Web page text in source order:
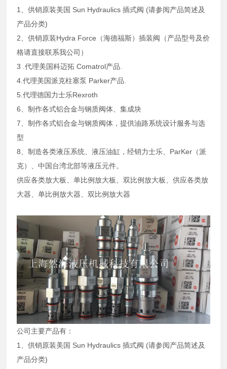
1、供销原装美国 Sun Hydraulics 插式阀 (请参阅产品简述及
产品分类)
2、供销原装Hydra Force（海德福斯）插装阀（产品型号及价
格请直接联系我公司）
3 .代理美国科迈拓 Comatrol产品.
4.代理美国派克柱塞泵 Parker产品.
5.代理德国力士乐Rexroth
6、制作各式铝合金与钢质阀体、集成块
7、制作各式铝合金与钢质阀体，提供油路系统设计服务与选
型
8、制造各类液压系统、液压油缸，经销力士乐、ParKer（派
克）、中国台湾北部等液压元件。
供应各类放大板、单比例放大板、双比例放大板、供应各类放
大器、单比例放大器、双比例放大器
公司主要产品有：
1、供销原装美国 Sun Hydraulics 插式阀 (请参阅产品简述及
产品分类)